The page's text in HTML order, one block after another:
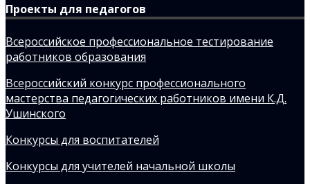
Проекты для педагогов
Всероссийское профессиональное тестирование
работников образования
Всероссийский конкурс профессионального
мастерства педагогических работников имени К.Д.
Ушинского
Конкурсы для воспитателей
Конкурсы для учителей начальной школы